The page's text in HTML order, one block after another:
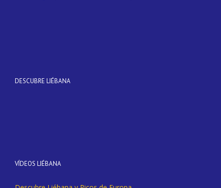
DESCUBRE LIÉBANA
VÍDEOS LIÉBANA